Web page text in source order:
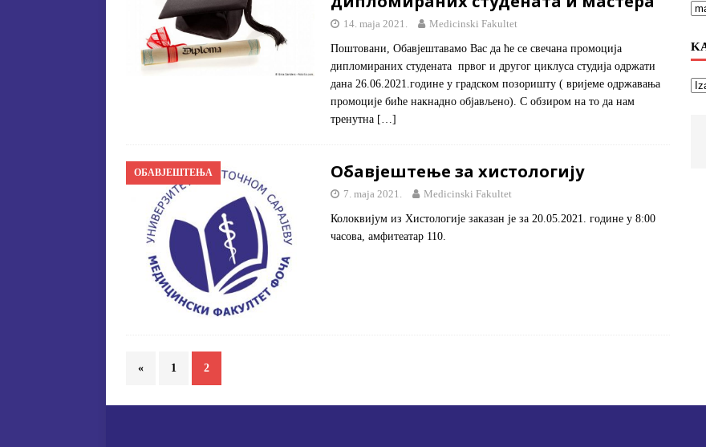
14. maja 2021. Medicinski Fakultet
Поштовани, Обавјештавамо Вас да ће се свечана промоција
дипломираних студената првог и другог циклуса студија одржати
дана 26.06.2021.године у градском позоришту ( вријеме одржавања
промоције биће накнадно објављено). С обзиром на то да нам
тренутна […]
ОБАВЈЕШТЕЊА Обавјештење за хистологију
7. maja 2021. Medicinski Fakultet
Колоквијум из Хистологије заказан је за 20.05.2021. године у 8:00
часова, амфитеатар 110.
« 1 2